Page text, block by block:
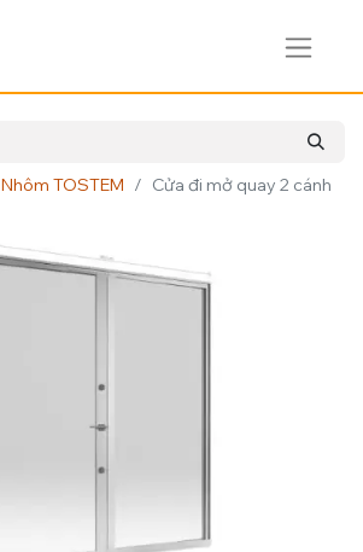
Nhôm TOSTEM Cửa đi mở quay 2 cánh